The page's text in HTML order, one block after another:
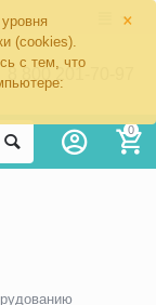
×
(cookies).
с тем, что
8 800 201-70-97
0